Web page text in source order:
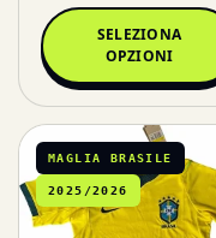
SELEZIONA
OPZIONI
MAGLIA BRASILE
2025/2026